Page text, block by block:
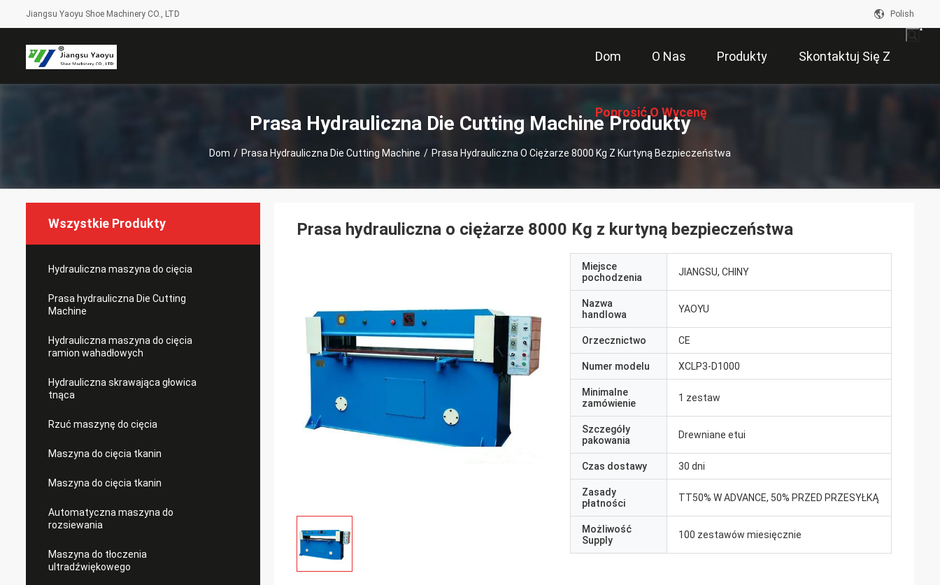
Jiangsu Yaoyu Shoe Machinery CO., LTD Polish
Dom O Nas Produkty Skontaktuj Się Z
Poprosić O Wycenę
Prasa Hydrauliczna Die Cutting Machine Produkty
Dom / Prasa Hydrauliczna Die Cutting Machine / Prasa Hydrauliczna O Ciężarze 8000 Kg Z Kurtyną Bezpieczeństwa
Wszystkie Produkty
Hydrauliczna maszyna do cięcia
Prasa hydrauliczna Die Cutting
Machine
Hydrauliczna maszyna do cięcia
ramion wahadłowych
Hydrauliczna skrawająca głowica
tnąca
Rzuć maszynę do cięcia
Maszyna do cięcia tkanin
Maszyna do cięcia tkanin
Automatyczna maszyna do
rozsiewania
Maszyna do tłoczenia
ultradźwiękowego
Prasa hydrauliczna o ciężarze 8000 Kg z kurtyną bezpieczeństwa
Miejsce
pochodzenia
JIANGSU, CHINY
Nazwa
handlowa
YAOYU
Orzecznictwo CE
Numer modelu XCLP3-D1000
Minimalne
zamówienie
1 zestaw
Szczegóły
pakowania
Drewniane etui
Czas dostawy 30 dni
Zasady
płatności
TT50% W ADVANCE, 50% PRZED PRZESYŁKĄ
Możliwość
Supply
100 zestawów miesięcznie